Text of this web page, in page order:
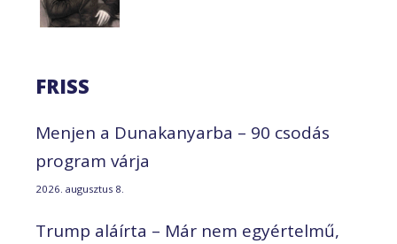
FRISS
Menjen a Dunakanyarba – 90 csodás
program várja
2026. augusztus 8.
Trump aláírta – Már nem egyértelmű,